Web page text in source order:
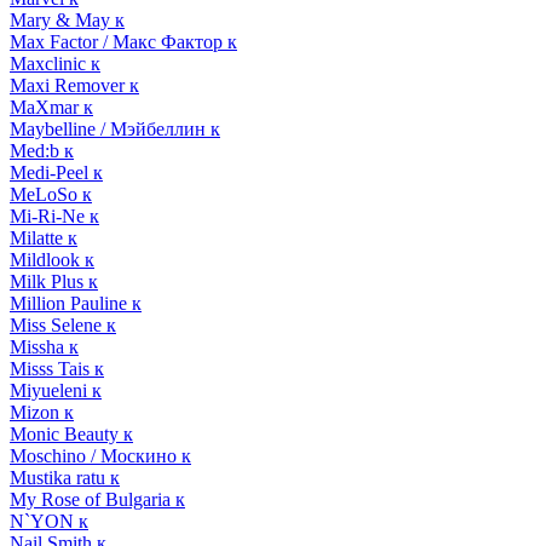
Mary & May к
Max Factor / Макс Фактор к
Maxclinic к
Maxi Remover к
MaXmar к
Maybelline / Мэйбеллин к
Med:b к
Medi-Peel к
MeLoSo к
Mi-Ri-Ne к
Milatte к
Mildlook к
Milk Plus к
Million Pauline к
Miss Selene к
Missha к
Misss Tais к
Miyueleni к
Mizon к
Monic Beauty к
Moschino / Москино к
Mustika ratu к
My Rose of Bulgaria к
N`YON к